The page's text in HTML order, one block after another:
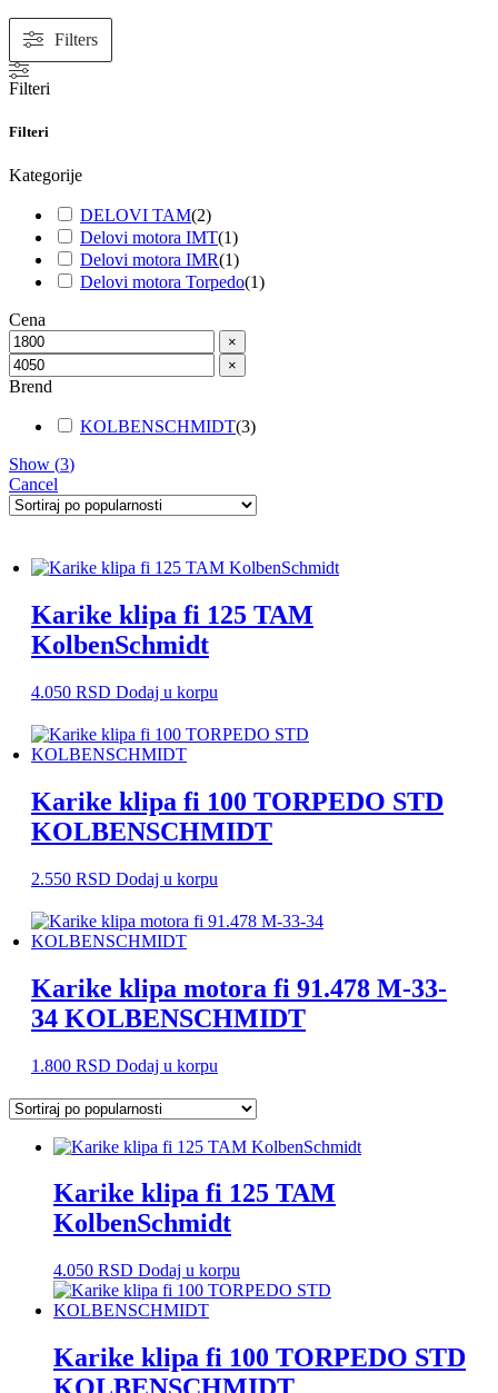
Filters
Filteri
Filteri
Kategorije
DELOVI TAM(2)
Delovi motora IMT(1)
Delovi motora IMR(1)
Delovi motora Torpedo(1)
Cena
×
×
Brend
KOLBENSCHMIDT(3)
Show (3)
Cancel
Karike klipa fi 125 TAM
KolbenSchmidt
4.050 RSD Dodaj u korpu
Karike klipa fi 100 TORPEDO STD
KOLBENSCHMIDT
2.550 RSD Dodaj u korpu
Karike klipa motora fi 91.478 M-33-
34 KOLBENSCHMIDT
1.800 RSD Dodaj u korpu
Karike klipa fi 125 TAM
KolbenSchmidt
4.050 RSD Dodaj u korpu
Karike klipa fi 100 TORPEDO STD